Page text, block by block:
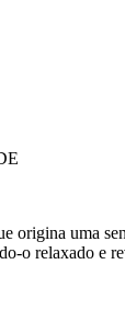
origina uma
o relaxado e